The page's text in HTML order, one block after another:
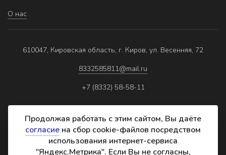
О нас
610047, Кировская область, г. Киров, ул. Весенняя, 72
8332585811@mail.ru
+7 (8332) 58-58-11
Политика обработки персональных данных
Продолжая работать с этим сайтом, Вы даёте
согласие на сбор cookie-файлов посредством
использования интернет-сервиса
"Яндекс.Метрика". Если Вы не согласны,